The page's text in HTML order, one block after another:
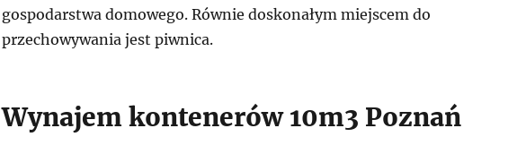
gospodarstwa domowego. Równie doskonałym miejscem do
przechowywania jest piwnica.
Wynajem kontenerów 10m3 Poznań